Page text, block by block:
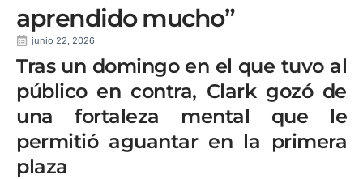
aprendido mucho”
junio 22, 2026
Tras un domingo en el que tuvo al
público en contra, Clark gozó de
una fortaleza mental que le
permitió aguantar en la primera
plaza